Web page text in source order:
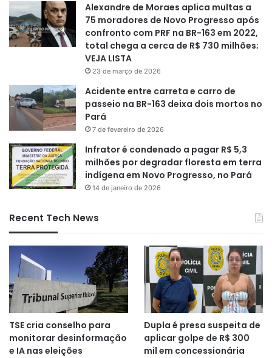
Alexandre de Moraes aplica multas a
75 moradores de Novo Progresso após
confronto com PRF na BR-163 em 2022,
total chega a cerca de R$ 730 milhões;
VEJA LISTA
23 de março de 2026
Acidente entre carreta e carro de
passeio na BR-163 deixa dois mortos no
Pará
7 de fevereiro de 2026
Infrator é condenado a pagar R$ 5,3
milhões por degradar floresta em terra
indígena em Novo Progresso, no Pará
14 de janeiro de 2026
Recent Tech News
TSE cria conselho para
monitorar desinformação
e IA nas eleições
Dupla é presa suspeita de
aplicar golpe de R$ 300
mil em concessionária